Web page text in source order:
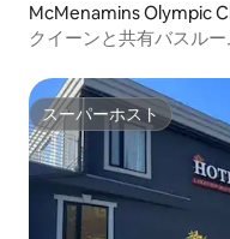
McMenamins Olympic
クイーンと共有バスルー
スーパーホスト
スーパーホスト